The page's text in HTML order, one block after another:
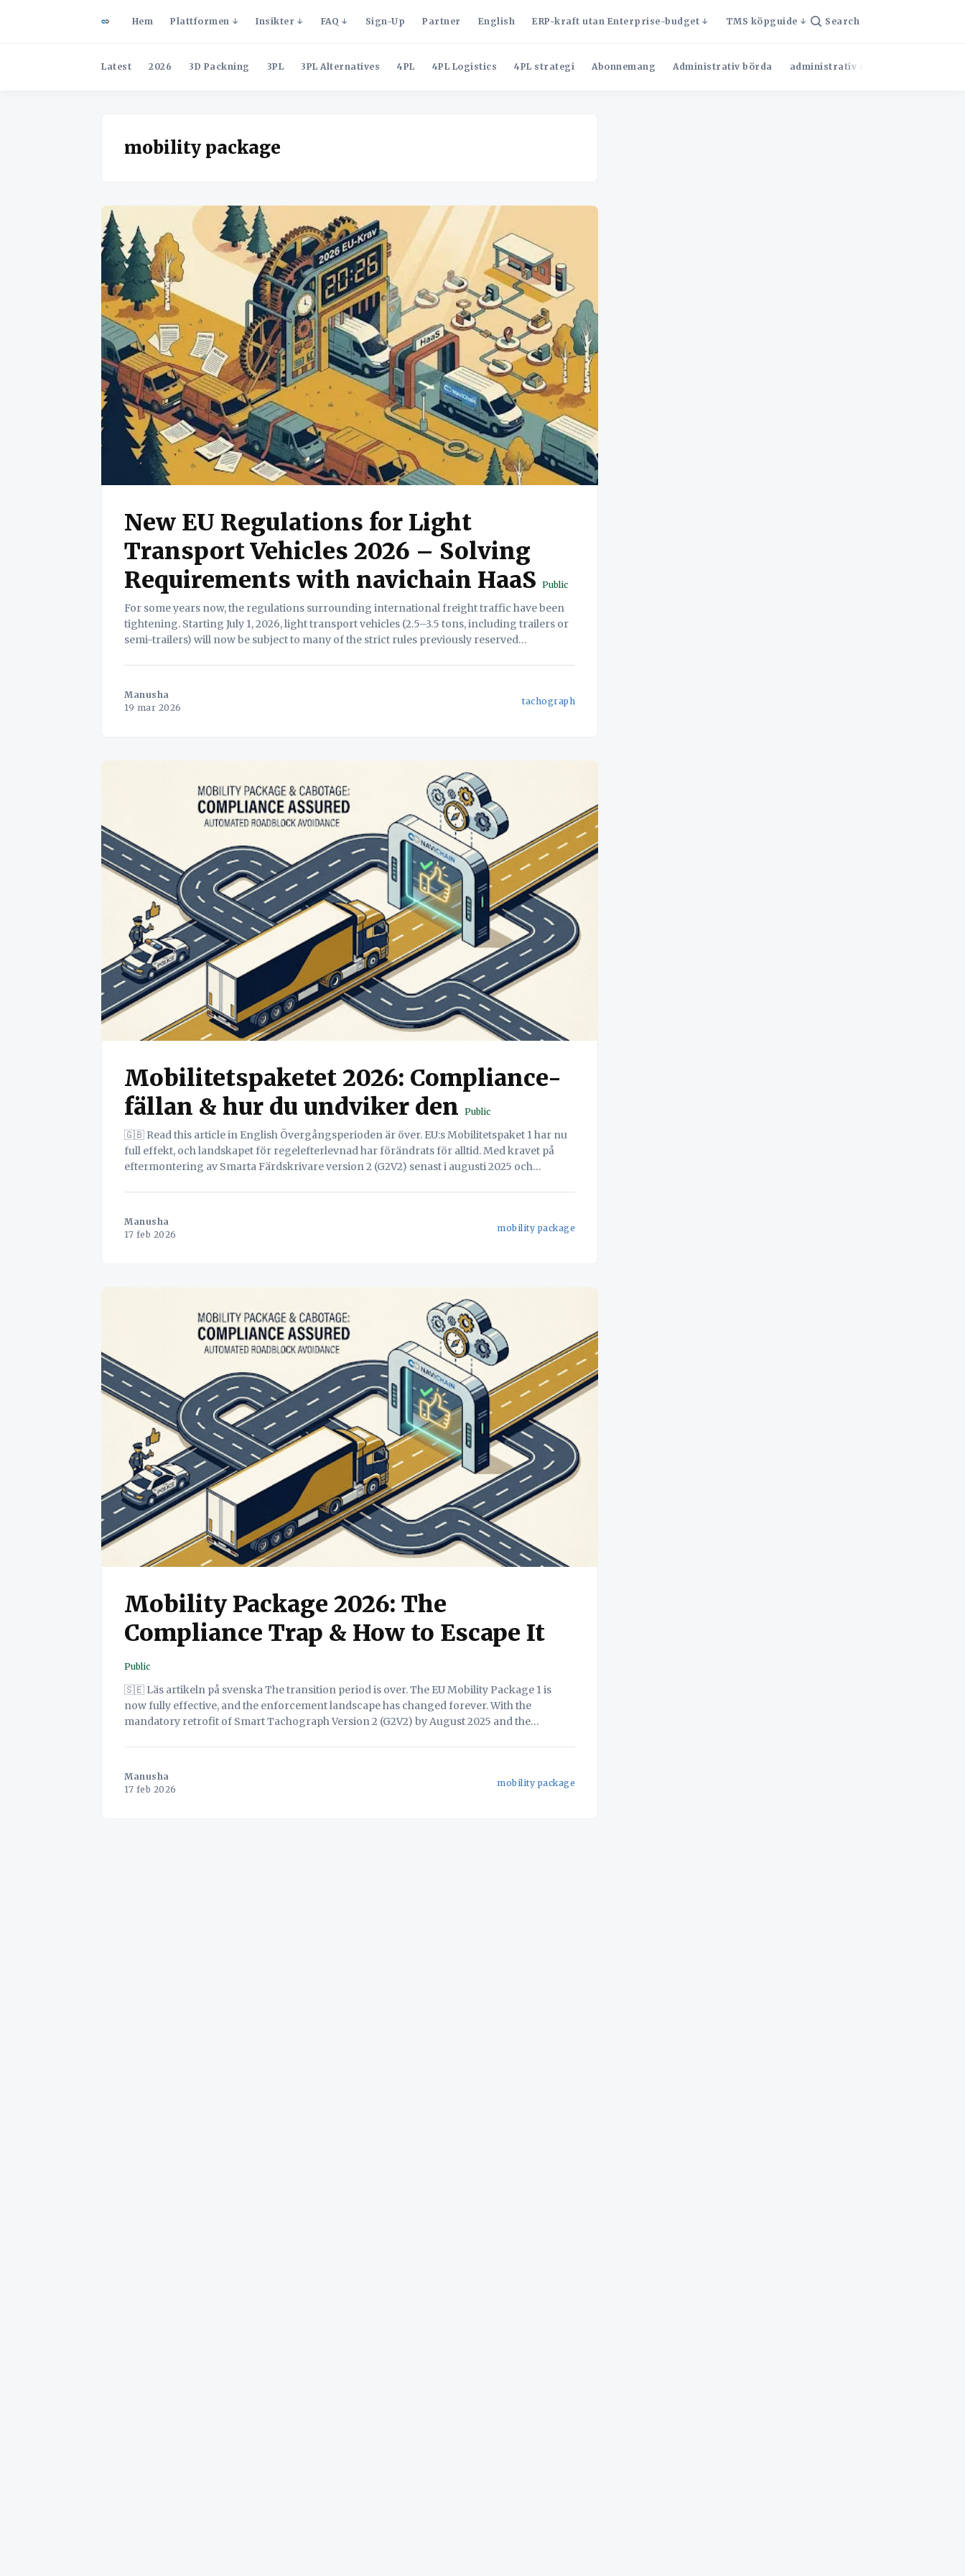
Hem Plattformen Insikter FAQ Sign-Up Partner English ERP-kraft utan Enterprise-budget TMS köpguide Search
Latest 2026 3D Packning 3PL 3PL Alternatives 4PL 4PL Logistics 4PL strategi Abonnemang Administrativ börda administrativ effektivitet
mobility package
New EU Regulations for Light
Transport Vehicles 2026 – Solving
Requirements with navichain HaaS Public
For some years now, the regulations surrounding international freight traffic have been
tightening. Starting July 1, 2026, light transport vehicles (2.5–3.5 tons, including trailers or
semi-trailers) will now be subject to many of the strict rules previously reserved
Manusha
19 mar 2026
tachograph
Mobilitetspaketet 2026: Compliance-
fällan & hur du undviker den Public
🇬🇧 Read this article in English Övergångsperioden är över. EU:s Mobilitetspaket 1 har nu
full effekt, och landskapet för regelefterlevnad har förändrats för alltid. Med kravet på
eftermontering av Smarta Färdskrivare version 2 (G2V2) senast i augusti 2025 och
Manusha
17 feb 2026
mobility package
Mobility Package 2026: The
Compliance Trap & How to Escape It
Public
🇸🇪 Läs artikeln på svenska The transition period is over. The EU Mobility Package 1 is
now fully effective, and the enforcement landscape has changed forever. With the
mandatory retrofit of Smart Tachograph Version 2 (G2V2) by August 2025 and the
Manusha
17 feb 2026
mobility package